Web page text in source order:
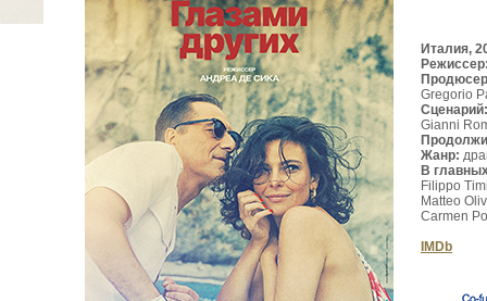
Италия,
Gregorio
Сценарий:
Gianni
Жанр:
В
Filippo
Matteo
Carmen
IMDb